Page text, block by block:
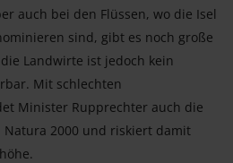
auch bei den Flüssen, wo die Isel
sind, gibt es noch große
Landwirte ist jedoch kein
Mit schlechten
Minister Rupprechter auch die
Natura 2000 und riskiert damit